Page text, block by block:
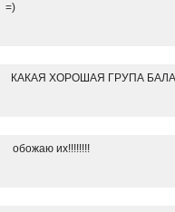
=)
КАКАЯ ХОРОШАЯ ГРУПА
обожаю их!!!!!!!!